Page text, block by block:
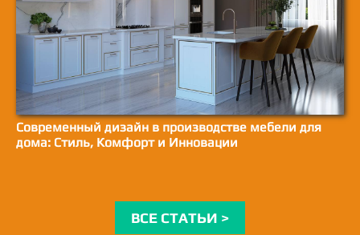
Современный дизайн в производстве мебели для
дома: Стиль, Комфорт и Инновации
ВСЕ СТАТЬИ >